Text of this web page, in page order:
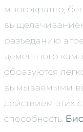
многократно,
разъеданию
цементного
образуются
вымываемыми
действием этих
способность.